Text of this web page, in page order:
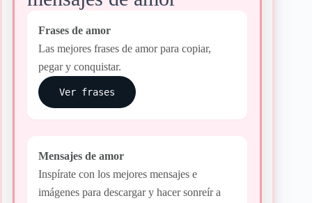
Frases de amor
Las mejores frases de amor para copiar,
pegar y conquistar.
Ver frases
Mensajes de amor
Inspírate con los mejores mensajes e
imágenes para descargar y hacer sonreír a